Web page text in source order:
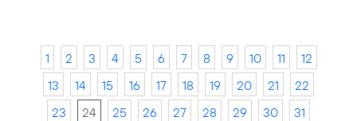
1 2 3 4 5 6 7 8 9 10 11
12
13
14 15 16 17 18 19 20 21
22
23
24 25 26 27 28 29 30
31